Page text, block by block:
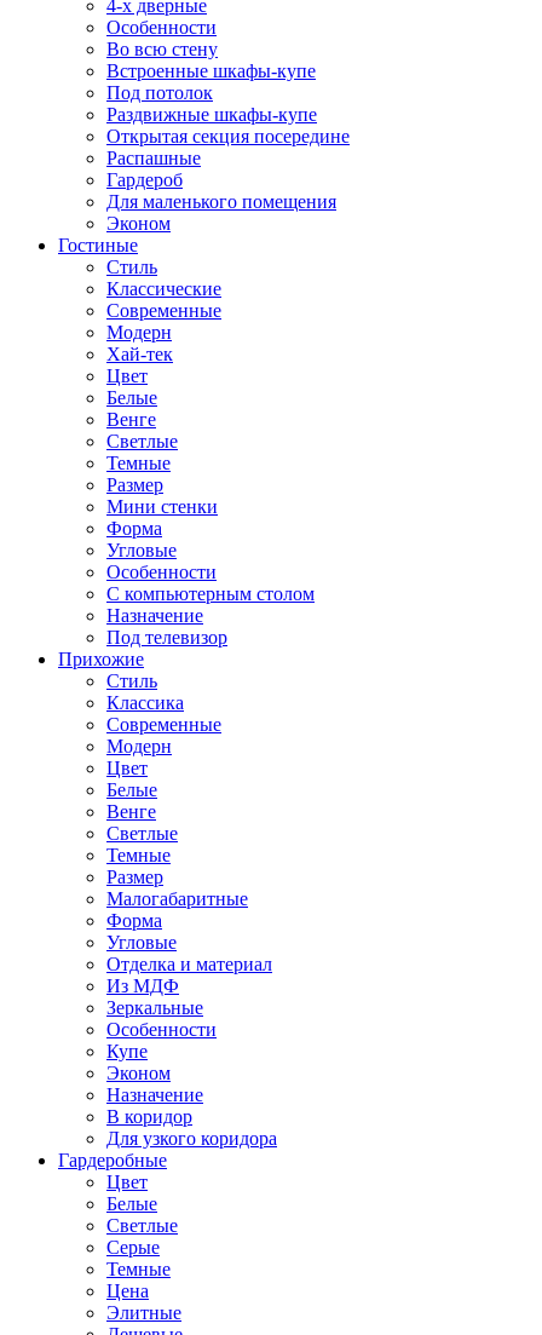
4-х дверные
Особенности
Во всю стену
Встроенные шкафы-купе
Под потолок
Раздвижные шкафы-купе
Открытая секция посередине
Распашные
Гардероб
Для маленького помещения
Эконом
Гостиные
Стиль
Классические
Современные
Модерн
Хай-тек
Цвет
Белые
Венге
Светлые
Темные
Размер
Мини стенки
Форма
Угловые
Особенности
С компьютерным столом
Назначение
Под телевизор
Прихожие
Стиль
Классика
Современные
Модерн
Цвет
Белые
Венге
Светлые
Темные
Размер
Малогабаритные
Форма
Угловые
Отделка и материал
Из МДФ
Зеркальные
Особенности
Купе
Эконом
Назначение
В коридор
Для узкого коридора
Гардеробные
Цвет
Белые
Светлые
Серые
Темные
Цена
Элитные